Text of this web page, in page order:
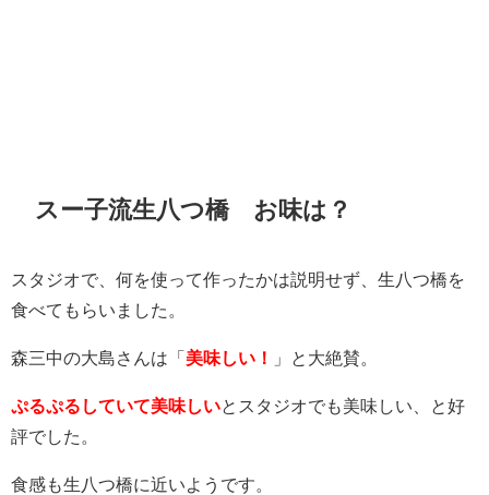
スー子流生八つ橋 お味は？
スタジオで、何を使って作ったかは説明せず、生八つ橋を
食べてもらいました。
森三中の大島さんは「 美味しい！ 」と大絶賛。
ぷるぷるしていて美味しいとスタジオでも美味しい、と好
評でした。
食感も生八つ橋に近いようです。